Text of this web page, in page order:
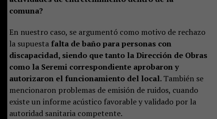
comuna?
En nuestro caso, se argumentó como motivo de rechazo
la supuesta falta de baño para personas con
discapacidad, siendo que tanto la Dirección de Obras
como la Seremi correspondiente aprobaron y
autorizaron el funcionamiento del local.También se
mencionaron problemas de emisión de ruidos, cuando
existe un informe acústico favorable y validado por la
autoridad sanitaria competente.